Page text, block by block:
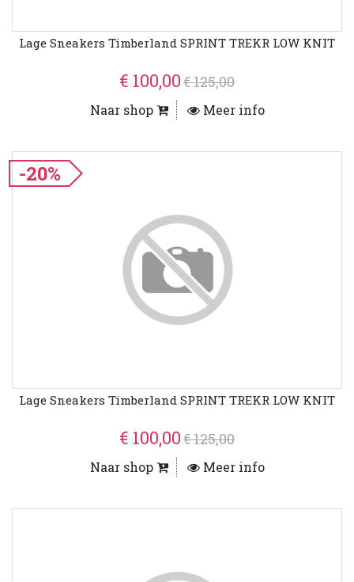
Lage Sneakers Timberland SPRINT TREKR LOW KNIT
€ 100,00€ 125,00
Naar shop Meer info
-20%
Lage Sneakers Timberland SPRINT TREKR LOW KNIT
€ 100,00€ 125,00
Naar shop Meer info